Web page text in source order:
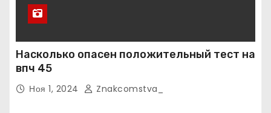
Насколько опасен положительный тест на
впч 45
Ноя 1, 2024 Znakcomstva_